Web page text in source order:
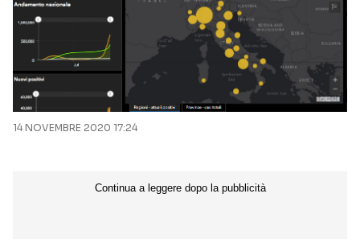
14 NOVEMBRE 2020 17:24